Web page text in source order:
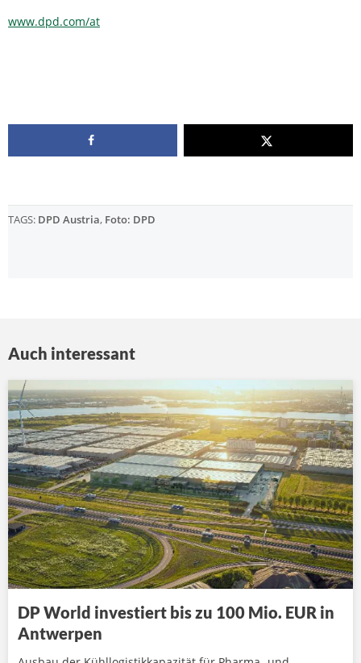
www.dpd.com/at
TAGS: DPD Austria, Foto: DPD
Auch interessant
DP World investiert bis zu 100 Mio. EUR in
Antwerpen